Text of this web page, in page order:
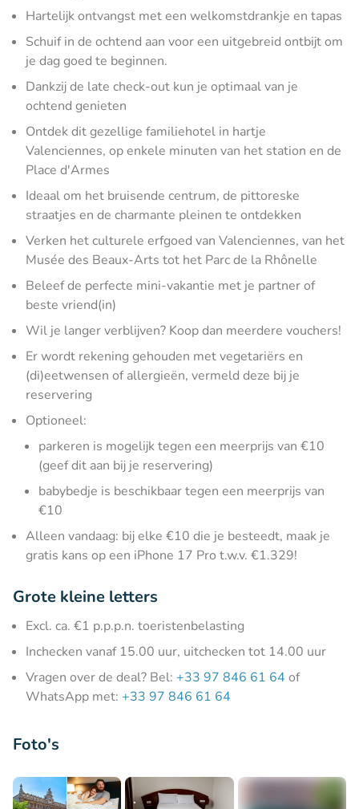
Hartelijk ontvangst met een welkomstdrankje en tapas
Schuif in de ochtend aan voor een uitgebreid ontbijt om
je dag goed te beginnen.
Dankzij de late check-out kun je optimaal van je
ochtend genieten
Ontdek dit gezellige familiehotel in hartje
Valenciennes, op enkele minuten van het station en de
Place d'Armes
Ideaal om het bruisende centrum, de pittoreske
straatjes en de charmante pleinen te ontdekken
Verken het culturele erfgoed van Valenciennes, van het
Musée des Beaux-Arts tot het Parc de la Rhônelle
Beleef de perfecte mini-vakantie met je partner of
beste vriend(in)
Wil je langer verblijven? Koop dan meerdere vouchers!
Er wordt rekening gehouden met vegetariërs en
(di)eetwensen of allergieën, vermeld deze bij je
reservering
Optioneel:
parkeren is mogelijk tegen een meerprijs van €10
(geef dit aan bij je reservering)
babybedje is beschikbaar tegen een meerprijs van
€10
Alleen vandaag: bij elke €10 die je besteedt, maak je
gratis kans op een iPhone 17 Pro t.w.v. €1.329!
Grote kleine letters
Excl. ca. €1 p.p.p.n. toeristenbelasting
Inchecken vanaf 15.00 uur, uitchecken tot 14.00 uur
Vragen over de deal? Bel: +33 97 846 61 64 of
WhatsApp met: +33 97 846 61 64
Foto's